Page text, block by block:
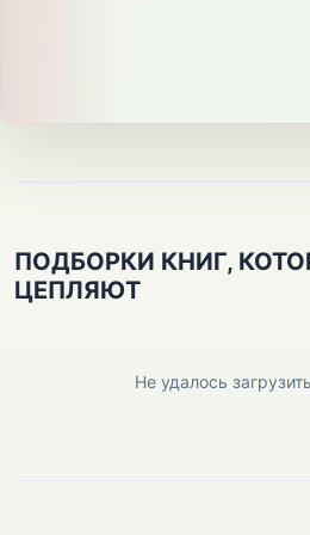
ПОДБОРКИ КНИГ,
ЦЕПЛЯЮТ
Не удалось